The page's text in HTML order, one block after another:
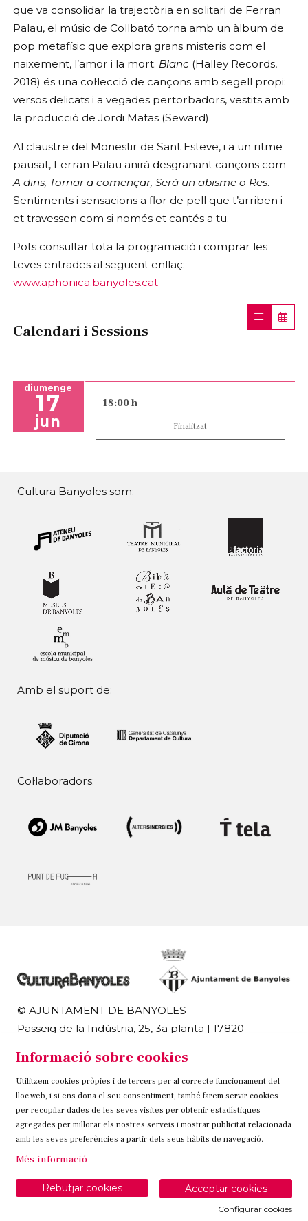
que va consolidar la trajectòria en solitari de Ferran
Palau, el músic de Collbató torna amb un àlbum de
pop metafísic que explora grans misteris com el
naixement, l’amor i la mort. Blanc (Halley Records,
2018) és una col·lecció de cançons amb segell propi:
versos delicats i a vegades pertorbadors, vestits amb
la producció de Jordi Matas (Seward).
Al claustre del Monestir de Sant Esteve, i a un ritme
pausat, Ferran Palau anirà desgranant cançons com
A dins, Tornar a començar, Serà un abisme o Res.
Sentiments i sensacions a flor de pell que t’arriben i
et travessen com si només et cantés a tu.
Pots consultar tota la programació i comprar les
teves entrades al següent enllaç:
www.aphonica.banyoles.cat
Calendari i Sessions
diumenge
17
jun
18:00 h
Finalitzat
Cultura Banyoles som:
Amb el suport de:
Col·laboradors:
© AJUNTAMENT DE BANYOLES
Passeig de la Indústria, 25, 3a planta | 17820
972 58 18 48 | 972 57 00 50
Sitemap Avís Legal Ús de Cookies Contacteu
Link a instagram
Link a twitter
Link a facebook
Informació sobre cookies
Utilitzem cookies pròpies i de tercers per al correcte funcionament del
lloc web, i si ens dona el seu consentiment, també farem servir cookies
per recopilar dades de les seves visites per obtenir estadístiques
agregades per millorar els nostres serveis i mostrar publicitat relacionada
amb les seves preferències a partir dels seus hàbits de navegació.
Més informació
Acceptar cookies
Rebutjar cookies
Configurar cookies